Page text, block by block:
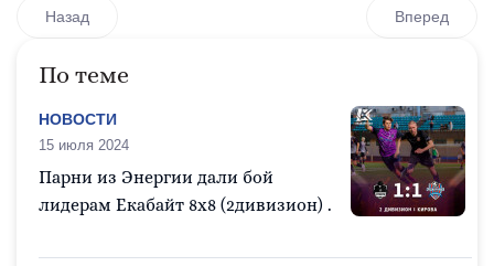
Назад Вперед
По теме
НОВОСТИ
15 июля 2024
Парни из Энергии дали бой
лидерам Екабайт 8х8 (2дивизион) .